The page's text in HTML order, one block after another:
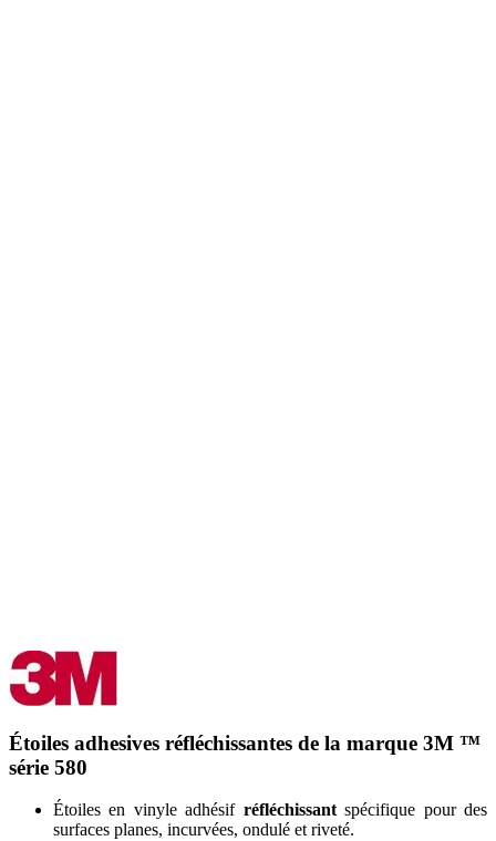
Étoiles adhesives réfléchissantes de la marque 3M ™
série 580
Étoiles en vinyle adhésif réfléchissantspécifique pour des
surfaces planes, incurvées, ondulé et riveté.